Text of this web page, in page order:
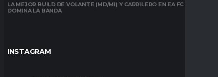
LA MEJOR BUILD DE VOLANTE (MD/MI) Y CARRILERO EN EA FC 26:
DOMINA LA BANDA
INSTAGRAM